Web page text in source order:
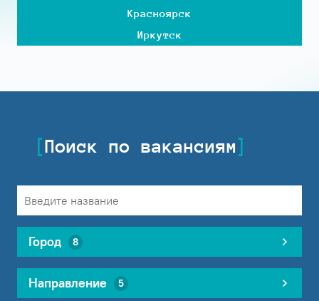
Красноярск
Иркутск
Поиск по вакансиям
Город 8
Направление 5